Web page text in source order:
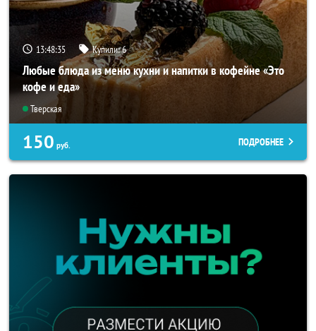
13:48:35 Купили:6
Любые блюда из меню кухни и напитки в кофейне «Это
кофе и еда»
Тверская
150 руб. ПОДРОБНЕЕ